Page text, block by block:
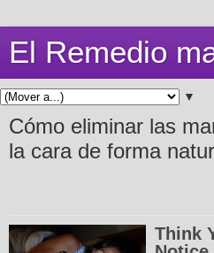
El Remedio
▼
Cómo eliminar las
la cara de forma